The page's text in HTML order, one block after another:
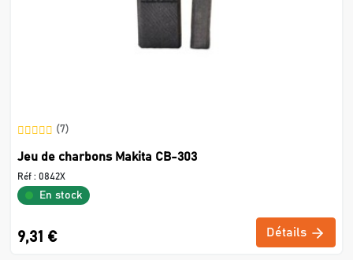
(7)
Jeu de charbons Makita CB-303
Réf : 0842X
En stock
9,31 € Détails